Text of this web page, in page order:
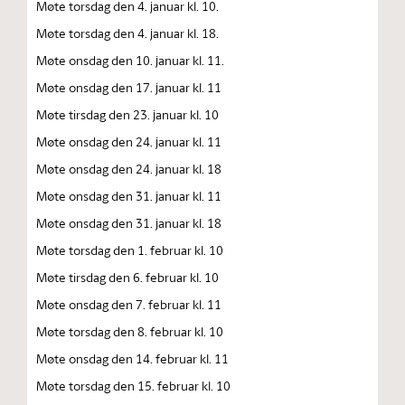
Møte torsdag den 4. januar kl. 10.
Møte torsdag den 4. januar kl. 18.
Møte onsdag den 10. januar kl. 11.
Møte onsdag den 17. januar kl. 11
Møte tirsdag den 23. januar kl. 10
Møte onsdag den 24. januar kl. 11
Møte onsdag den 24. januar kl. 18
Møte onsdag den 31. januar kl. 11
Møte onsdag den 31. januar kl. 18
Møte torsdag den 1. februar kl. 10
Møte tirsdag den 6. februar kl. 10
Møte onsdag den 7. februar kl. 11
Møte torsdag den 8. februar kl. 10
Møte onsdag den 14. februar kl. 11
Møte torsdag den 15. februar kl. 10